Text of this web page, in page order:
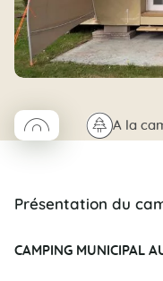
◯Coco rond🌲A la
Présentation du
CAMPING MUNICIPAL